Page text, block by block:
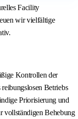
Facility
wir vielfältige
Kontrollen der
Betriebs
Priorisierung und
vollständigen Behebung